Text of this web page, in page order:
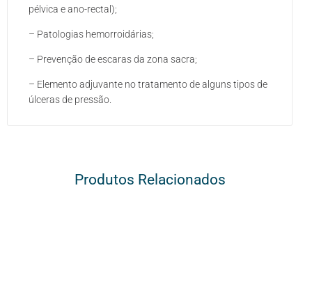
pélvica e ano-rectal);
– Patologias hemorroidárias;
– Prevenção de escaras da zona sacra;
– Elemento adjuvante no tratamento de alguns tipos de
úlceras de pressão.
Produtos Relacionados